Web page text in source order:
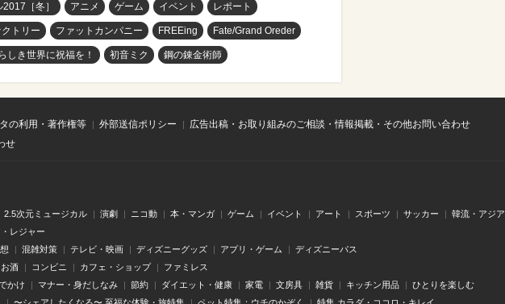
［冬］ アニメ ゲーム イベント レポート
トリー ファットカンパニー FREEing Fate/Grand Oreder
しき世界に祝福を！ 初音ミク 鋼の錬金術師
の利用・著作権等 外部送信ポリシー
広告出稿・お取り組みのご相談・情報掲載・その他お問い合わせ
せ
2.5次元ミュージカル 演劇 ニコ動 本・マンガ ゲーム イベント アート スポーツ サッカー 韓流・アジア
レジャー
混雑対策 テレビ・映画 ディズニーグッズ アプリ・ゲーム ディズニーパス
お酒 コンビニ カフェ・ショップ ファミレス
かけ マナー・身だしなみ 節約 ダイエット・健康 家電 文房具 雑貨 キッチン用品 ひとりを楽しむ